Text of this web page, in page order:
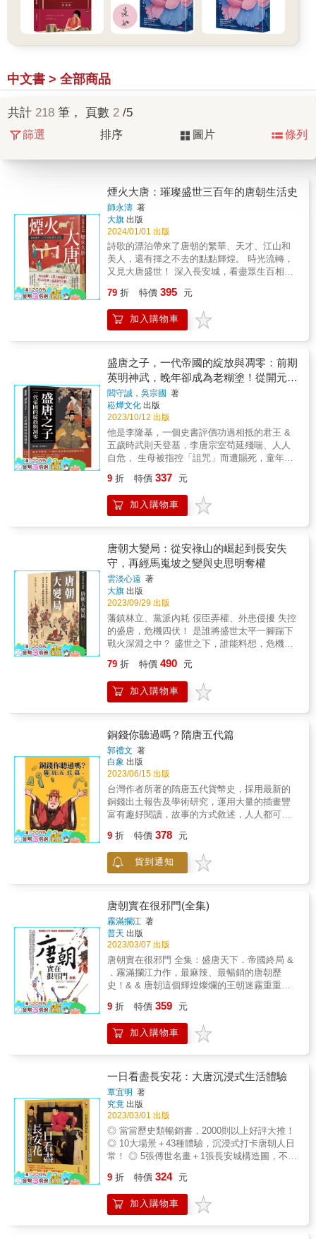
中文書 > 全部商品
共計 218 筆， 頁數 2 /5
篩選 排序 圖片 條列
煙火大唐：璀璨盛世三百年的唐朝生活史
師永濤 著
大旗 出版
2024/01/01 出版
詩歌的漂泊帶來了唐朝的繁華、天才、江山和
美人，還有揮之不去的點點輝煌。 時光流轉，
又見大唐盛世！ 深入長安城，看盡眾生百相。
唐代百姓的日常！ ◎耙梳長安萬里風采 120幅
經典鉅作╳千年壁畫╳仕女陶俑 ◎再看盛唐千
秋萬世 249卷史料書目╳唐史大事記 一本以平
科舉制度，給了不少出身寒微、庶族的平民一
線生機。然隨之而來的弊端無可避免，一種名
為「求知己」的風氣，「行卷」讓只求出身，
急於入仕的文子們找到了捷徑。李賀一首《致
酒行》，道盡懷才不得志的辛酸：「少年心事
當拏雲，誰念幽寒坐嗚呃。」 ．歌舞昇平的好
時節－－熱衷於宴會的唐朝人 從宮廷夜宴、曲
江宴、櫻桃宴、燒尾宴、瓊林宴等，各式五花
八門宴會名目，再搭配多達二十種的酒令遊
戲，從平民的划拳、猜碼和擲骰子，到文人雅
是豐富絢爛。 本書從尋常百姓的視野看盡長
安，從政治、經濟、民族、宗教、文化、風俗
等，透過不同角度來研究並蒐羅、引用了《資
書、文物等大量資料，試圖再現那曾在朱雀大
街上的喧囂與塵擾。 專業推薦 王德權／政治大
學歷史系教授（唐史研究專業） 古怡青／淡江
大學歷史系副教授
79 折 特價 395 元
加入購物車
盛唐之子，一代帝國的綻放與凋零：前期
英明神武，晚年卻成為老糊塗！從開元之
治到安史之亂，玄宗究竟走錯了哪一步？
閻守誠，吳宗國 著
崧燁文化 出版
2023/10/12 出版
他是李隆基，一個史書評價功過相抵的君王 &
五歲時武則天登基，李唐宗室苟延殘喘、人人
自危， 生母被指控「詛咒」而遭賜死，童年過
發動政變除去太平公主； 成為皇帝後勵精圖
治，改革積弊已久的政務難題， 大唐再一次被
推向繁華巔峰&mdash;&mdash;最後卻也重重
墮落，最終親手葬送一切！ & ▎比寵妃還要更
受信賴？千古賢宦第一人高力士！ & 在開元
末，高力士曾向玄宗表白說：「臣生於夷狄之
國，長自升平之代，一承恩渥，三十餘年。嘗
願粉骨碎身以裨玄化，謁誠盡節，上答皇
慈。」 & 高力士年長玄宗一歲，從青年時代起
就追隨玄宗左右，說話、辦事完全以玄宗的利
益、意志為準則，忠貞不貳。他不居功自傲，
態度謙和，處事謹慎公平，善於表達自己的見
解和傳達玄宗的旨意，處於顯要地位，並不專
& 玄宗去世時，力士「北望號慟，嘔血而
卒」，表現了對玄宗的深厚感情。明代進步思
想家李贄在論及高力士時，寫道：「（力士）
武」戲碼再次上演？動盪不安的前朝後宮！ &
武惠妃是武則天從父兄子恆安王武攸止的女
兒，攸止去世後，隨例入宮。玄宗非常寵愛這
個小表妹，他們一共生了四子三女，其中壽王
瑁是玄宗的第十八個兒子，玄宗對他更是「鍾
愛非諸子所比」。 & 開元十年八月，玄宗曾和
他的親信、祕書監姜皎商量以沒有子嗣為理
出去。王皇后的妹夫嗣濮王嶠知道後，上奏玄
宗，玄宗大怒，命中書門下進行審查。後下制
指責姜皎，「假說休咎，妄談宮掖」，矢口否
認談及廢皇后的事，把罪過全加在姜皎身上，
分，玄宗想廢掉皇后的消息畢竟還是透露出去
了，王皇后感到惶恐不安。哥哥王守一認為妹
妹如果有了兒子，就可以轉危為安。他請和尚
明悟「為后祭南北斗，剖霹靂木，書天地字及
上名，合而佩之，祝曰：佩此有子，當如則天
皇后」。此事被人告發，玄宗親自追究，確有
其事。於是下詔廢王皇后。 & ▎玄宗甘願戴大
綠帽？楊貴妃幫「乾兒子」安祿山洗澡！ & 天
寶十載正月二十日是安祿山的生日，玄宗和楊
三日，召祿山入宮，楊貴妃按照民間嬰兒生後
三日替嬰兒洗身的習俗，與祿山作三日洗兒，
洗後用錦繡的襁褓把祿山包裹起來，由宮人用
時並與楊貴妃對食。 & 司馬光《資治通鑑》評
價二人為「頗有醜聲聞於外，上亦不疑也」，
那麼楊貴妃和安祿山到底有無曖昧之事？ & 身
為一個寵妃，楊貴妃其實從來不過問政事，唯
有安祿山，玄宗叫她把安祿山收為養子，讓她
扮演了一個特殊的角色。玄宗對安祿山，是按
照安祿山的少數民族習俗來加以籠絡的，即收
出色地完成了玄宗交給她的任務。 & 本書特色
& 開元、天寶歷來被視為中國古代的黃金時
期，站在權力頂端的李隆基，幼年在武則天統
9 折 特價 337 元
加入購物車
唐朝大變局：從安祿山的崛起到長安失
守，再經馬嵬坡之變與史思明奪權
雲淡心遠 著
大旗 出版
2023/09/29 出版
藩鎮林立、黨派內耗 佞臣弄權、外患侵擾 失控
的盛唐，危機四伏！ 是誰將盛世太平一腳踹下
戰火深淵之中？ 盛世之下，誰能料想，危機竟
朝爆發了安史之亂，此戰役也成為大唐帝國衰
亡的分水嶺！ ．關鍵時刻，高力士站了出來。
他對皇帝說，貴妃確實無罪，不過將士們已經
安全啊。請陛下三思！ 高力士的話一下子點醒
了李隆基。 是呀，貴妃不死，軍心難安。 ．在
安祿山眼裡，只有利益，沒有正義。 然而在顏
杲卿看來，正義才是最重要的，為了正義，他
願意捨棄一切，包括生命。 & 本書重現當時動
亂史實，以安祿山的崛起之路為序幕，為盛唐
末年開啟了無數個戰場，包括哥舒翰潼關之
戰、睢陽之戰、馬嵬坡之變到邙山之戰、鄴城
之戰等，除了戰爭嚴酷無情地描繪外，同時也
當代文人為感慨亂世下的創作背景等篇幅的點
綴。 儘管史料真實殘酷，但作者卻像是橋下說
書人一樣，在他生動而又活潑的口吻描述下
輕鬆與易讀性。 齊聲推薦 Cheap｜百萬歷史
Youtuber 李文成｜一歷百憂解Podcast主持人
柯睿信｜歷史說書人History storyteller 主編 普
通人｜《非普通三國：寫給年輕人的三國史》
作者 &
79 折 特價 490 元
加入購物車
銅錢你聽過嗎？隋唐五代篇
郭禮文 著
白象 出版
2023/06/15 出版
台灣作者所著的隋唐五代貨幣史，採用最新的
銅錢出土報告及學術研究，運用大量的插畫豐
富有趣好閱讀，故事的方式敘述，人人都可以
行貨幣，並從中調控市場經濟，這些貨幣成為
權力者方便管理人民的工具，本書會詳細介紹
與貨幣有關的歷史事件，搭配生動的插圖與史
銅錢文物傳世至今，讓歷史不在只是存在於文
字，而是從實物見證。
9 折 特價 378 元
貨到通知
唐朝實在很邪門(全集)
霧滿攔江 著
普天 出版
2023/03/07 出版
唐朝實在很邪門 全集：盛唐天下．帝國終局 &
．霧滿攔江力作，最麻辣、最暢銷的唐朝歷
史！& & 唐朝這個輝煌燦爛的王朝迷霧重重，
間的爭權奪位？還是別有因由？為什麼李世民
的名字叫做「大野世民」？ 一代女皇武則天到
底有功還是有過？她和高宗李治所生的女兒真
地？ 眼睛瞎了的安祿山還想要起兵造反，究竟
是什麼讓他如此恐懼？ 楊氏和李氏之間千頭萬
緒的糾葛情仇，竟是唐朝最終覆滅的主要原
因？ & 本書特色 & 史上最麻辣、最暢銷的唐朝
歷史！ & 唐朝的歷史很邪門，在霧滿攔江的獨
特視角中，這個輝煌燦爛的王朝迷霧重重，處
處透著一股邪勁。 & &危機四伏的玄武門到底
發生了什麼？一代女皇武則天到底有功還是有
過？唐玄宗李隆基與楊玉環的愛情究竟如何驚
的大唐王朝是如何由盛轉衰的？ & 且看霧滿攔
江如何以一貫幽默麻辣的俐落言語，帶領讀者
審視每件邪乎事情的本來面目！ & ★大隋最後
9 折 特價 359 元
加入購物車
一日看盡長安花：大唐沉浸式生活體驗
覃宜明 著
究竟 出版
2023/03/01 出版
◎ 當當歷史類暢銷書，2000則以上好評大推！
◎ 10大場景＋43種體驗，沉浸式打卡唐朝人日
常！ ◎ 5張傳世名畫＋1張長安城構造圖，不用
歷百憂解」主持人）、敏鎬的黑特事務所
（《人生自古誰不廢》作者）和你一起同遊大
唐！ & 忙碌紛擾中，放學下班後， 一盞孤燈
9 折 特價 324 元
加入購物車